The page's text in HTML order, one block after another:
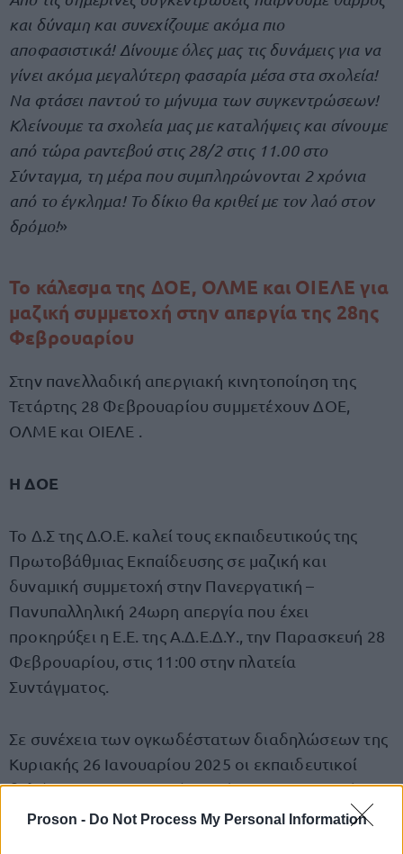
Proson - Do Not Process My Personal Information
και δύναμη και συνεχίζουμε ακόμα πιο
αποφασιστικά! Δίνουμε όλες μας τις δυνάμεις για να
γίνει ακόμα μεγαλύτερη φασαρία μέσα στα σχολεία!
Να φτάσει παντού το μήνυμα των συγκεντρώσεων!
Κλείνουμε τα σχολεία μας με καταλήψεις και σίνουμε
από τώρα ραντεβού στις 28/2 στις 11.00 στο
Σύνταγμα, τη μέρα που συμπληρώνονται 2 χρόνια
από το έγκλημα! Το δίκιο θα κριθεί με τον λαό στον
δρόμο!»
Το κάλεσμα της ΔΟΕ, ΟΛΜΕ και ΟΙΕΛΕ για
μαζική συμμετοχή στην απεργία της 28ης
Φεβρουαρίου
Στην πανελλαδική απεργιακή κινητοποίηση της
Τετάρτης 28 Φεβρουαρίου συμμετέχουν ΔΟΕ,
ΟΛΜΕ και ΟΙΕΛΕ .
Η ΔΟΕ
Το Δ.Σ της Δ.Ο.Ε. καλεί τους εκπαιδευτικούς της
Πρωτοβάθμιας Εκπαίδευσης σε μαζική και
δυναμική συμμετοχή στην Πανεργατική –
Πανυπαλληλική 24ωρη απεργία που έχει
προκηρύξει η Ε.Ε. της Α.Δ.Ε.Δ.Υ., την Παρασκευή 28
Φεβρουαρίου, στις 11:00 στην πλατεία
Συντάγματος.
Σε συνέχεια των ογκωδέστατων διαδηλώσεων της
Κυριακής 26 Ιανουαρίου 2025 οι εκπαιδευτικοί
δηλώνουμε τη συμπαράστασή μας στους γονείς και
στους λοιπούς συγγενείς ενάντια σε κάθε